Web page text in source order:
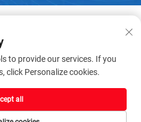
Technology CO.,LTD. Tüm hakları
to provide our services. If you
click Personalize cookies.
all